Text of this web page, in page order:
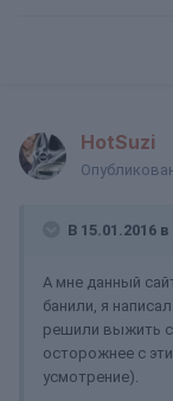
HotSuzi
В 15.01.2016
А мне данный
банили, я
решили выжить с
осторожнее с
усмотрение).